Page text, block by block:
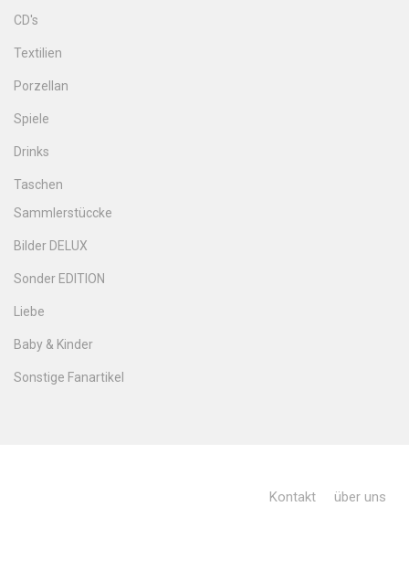
CD's
Textilien
Porzellan
Spiele
Drinks
Taschen
Sammlerstüccke
Bilder DELUX
Sonder EDITION
Liebe
Baby & Kinder
Sonstige Fanartikel
Kontakt über uns